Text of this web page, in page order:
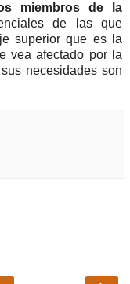
miembros de la
de las que
superior que es la
vea afectado por la
necesidades son